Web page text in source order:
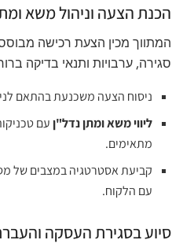
הכנת הצעה וניהול משא
המתווך מכין הצעת רכישה
סגירה, ערבויות ותנאי בדיקה
ניסוח הצעה משכנעת בהתאם
ליווי משא ומתן נדל"ןעם
מתאימים.
קביעת אסטרטגיה במצבים של
עם הלקוח.
סיוע בסגירת העסקה